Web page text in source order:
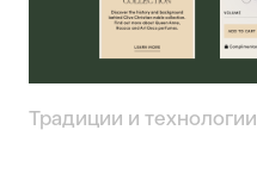
Традиции и технологии